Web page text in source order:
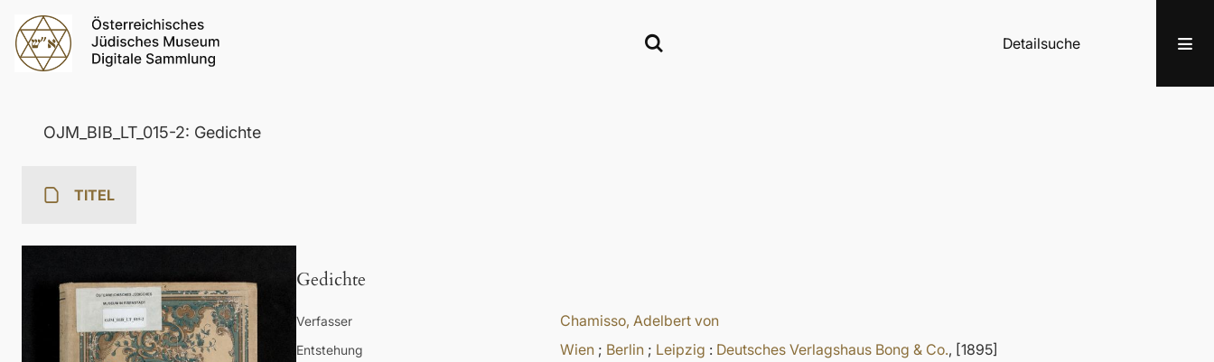
Detailsuche
OJM_BIB_LT_015-2: Gedichte
TITEL
Gedichte
Verfasser Chamisso, Adelbert von
Entstehung Wien ; Berlin ; Leipzig : Deutsches Verlagshaus Bong & Co., [1895]